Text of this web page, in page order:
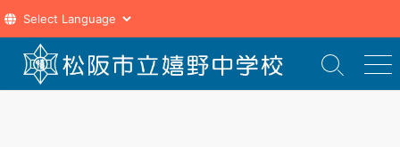
テ
検
索
メ
ニ